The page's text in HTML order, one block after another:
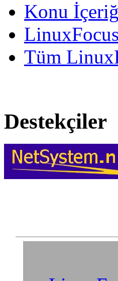
Konu
LinuxFocus
Tüm
Destekçiler